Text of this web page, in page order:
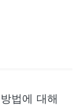
법에 대해